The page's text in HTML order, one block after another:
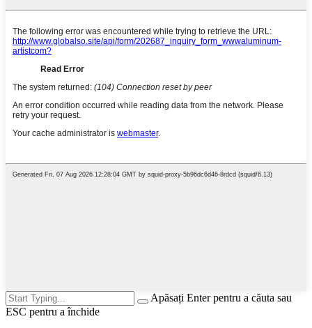
Apăsați Enter pentru a căuta sau
ESC pentru a închide